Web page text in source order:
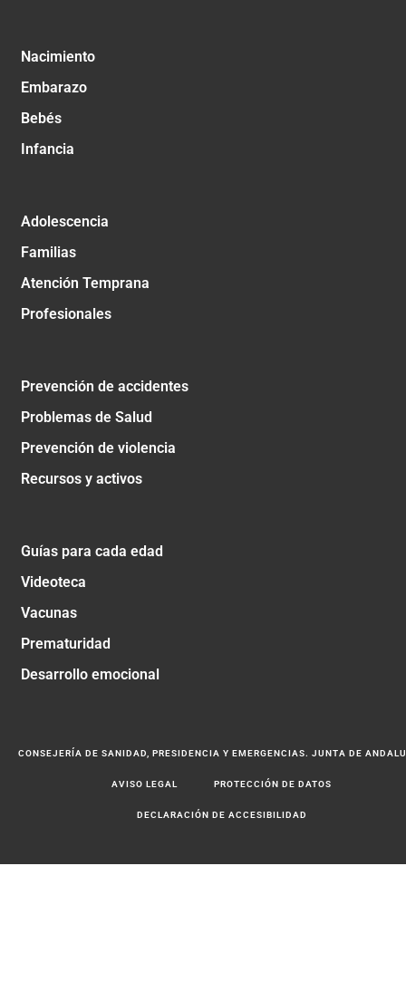
Nacimiento
Embarazo
Bebés
Infancia
Adolescencia
Familias
Atención Temprana
Profesionales
Prevención de accidentes
Problemas de Salud
Prevención de violencia
Recursos y activos
Guías para cada edad
Videoteca
Vacunas
Prematuridad
Desarrollo emocional
CONSEJERÍA DE SANIDAD, PRESIDENCIA Y EMERGENCIAS. JUNTA DE
AVISO LEGAL PROTECCIÓN DE DATOS
DECLARACIÓN DE ACCESIBILIDAD